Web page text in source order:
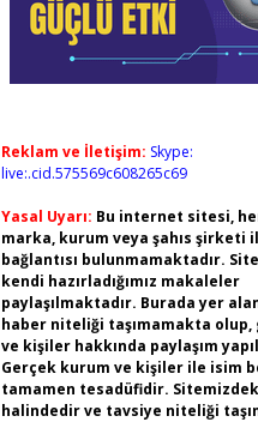
Reklam ve İletişim: Skype:
live:.cid.575569c608265c69
Yasal Uyarı: Bu internet sitesi,
marka, kurum veya şahıs şirketi
bağlantısı bulunmamaktadır.
kendi hazırladığımız makaleler
paylaşılmaktadır. Burada yer
haber niteliği taşımamakta
ve kişiler hakkında paylaşım
Gerçek kurum ve kişiler ile isim
tamamen tesadüfidir.
halindedir ve tavsiye niteliği